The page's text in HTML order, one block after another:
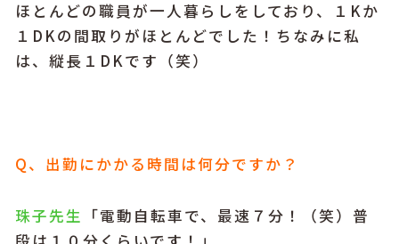
ほとんどの職員が一人暮らしをしており、１Kか
１DKの間取りがほとんどでした！ちなみに私
は、縦長１DKです（笑）
Q、出勤にかかる時間は何分ですか？
珠子先生 「電動自転車で、最速７分！（笑）普